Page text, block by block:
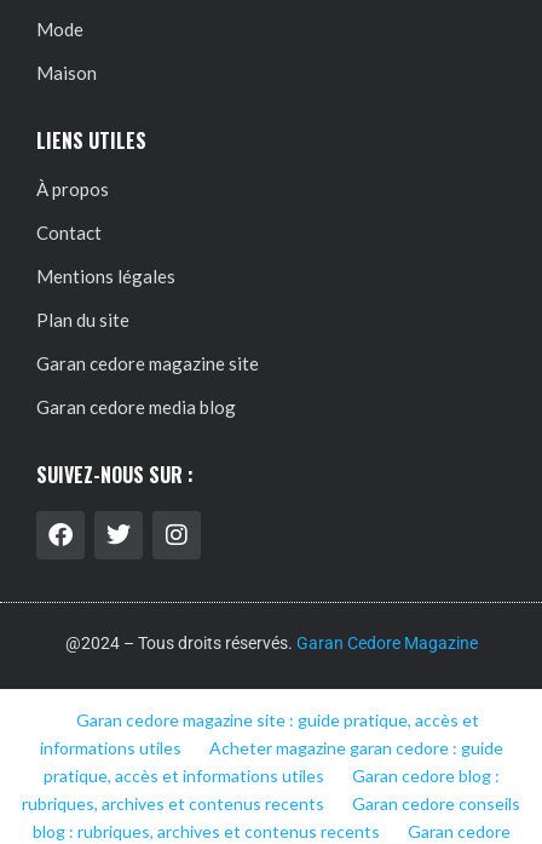
Mode
Maison
LIENS UTILES
À propos
Contact
Mentions légales
Plan du site
Garan cedore magazine site
Garan cedore media blog
SUIVEZ-NOUS SUR :
@2024 – Tous droits réservés. Garan Cedore Magazine
Garan cedore magazine site : guide pratique, accès et
informations utiles
Acheter magazine garan cedore : guide
pratique, accès et informations utiles
Garan cedore blog :
rubriques, archives et contenus recents
Garan cedore conseils
blog : rubriques, archives et contenus recents
Garan cedore